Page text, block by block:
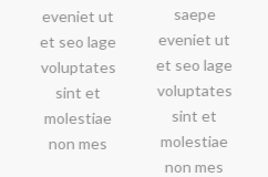
eveniet ut
et seo lage
voluptates
sint et
molestiae
non mes
saepe
eveniet ut
et seo lage
voluptates
sint et
molestiae
non mes